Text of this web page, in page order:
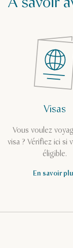
Visas
Vous voulez
visa ? Vérifiez ici si
éligible.
En savoir